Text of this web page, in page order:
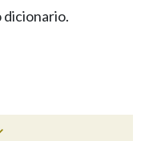
PALABRAS
dicionario.